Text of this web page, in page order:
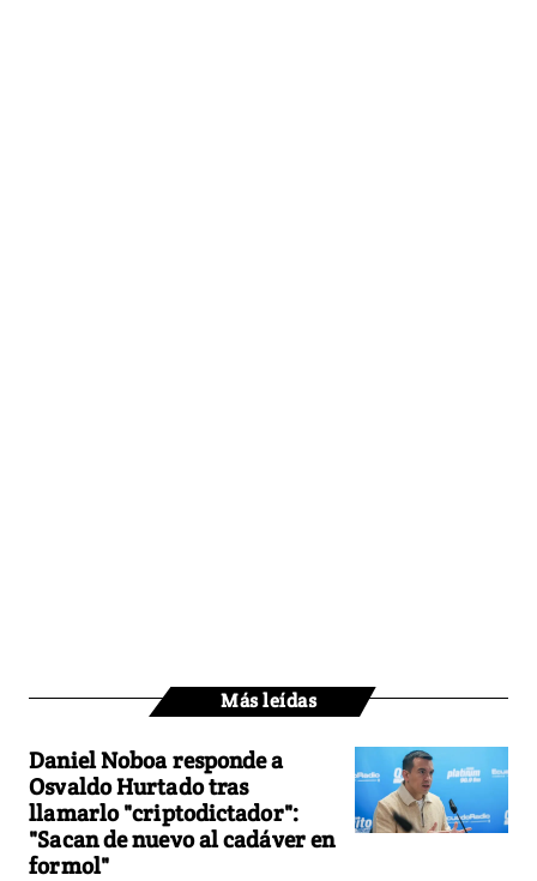
Más leídas
Daniel Noboa responde a
Osvaldo Hurtado tras
llamarlo "criptodictador":
"Sacan de nuevo al cadáver en
formol"